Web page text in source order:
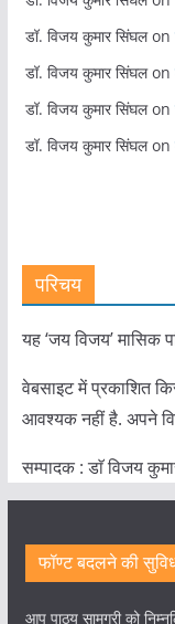
डॉ. विजय कुमार सिंघलon
डॉ. विजय कुमार सिंघलon
डॉ. विजय कुमार सिंघलon
डॉ. विजय कुमार सिंघलon
परिचय
यह ‘जय विजय’ मासिक
वेबसाइट में प्रकाशित
आवश्यक नहीं है. अपने
सम्पादक : डाॅ विजय
फॉण्ट बदलने की
आप पाठ्य सामग्री को